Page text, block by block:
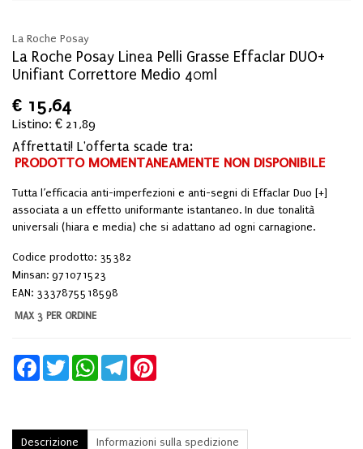
La Roche Posay
La Roche Posay Linea Pelli Grasse Effaclar DUO+
Unifiant Correttore Medio 40ml
€ 15,64
Listino: € 21,89
Affrettati! L'offerta scade tra:
PRODOTTO MOMENTANEAMENTE NON DISPONIBILE
Tutta l’efficacia anti-imperfezioni e anti-segni di Effaclar Duo [+]
associata a un effetto uniformante istantaneo. In due tonalità
universali (hiara e media) che si adattano ad ogni carnagione.
Codice prodotto: 35382
Minsan: 971071523
EAN: 3337875518598
MAX 3 PER ORDINE
FacebookTwitter WhatsAppTelegram
Descrizione Informazioni sulla spedizione